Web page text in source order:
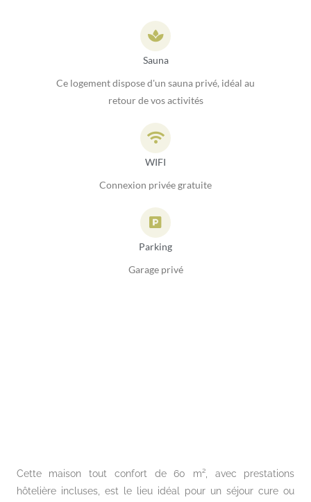
Sauna
Ce logement dispose d'un sauna privé, idéal au
retour de vos activités
WIFI
Connexion privée gratuite
Parking
Garage privé
Cette maison tout confort de 60 m², avec prestations
hôtelière incluses, est le lieu idéal pour un séjour cure ou